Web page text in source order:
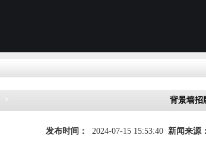
背景墙招
发布时间： 2024-07-15 15:53:40 新闻来源：